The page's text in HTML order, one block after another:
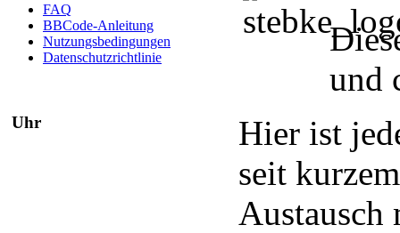
FAQ
BBCode-Anleitung
Nutzungsbedingungen
Datenschutzrichtlinie
Uhr
und
Hier ist
seit
Austausch